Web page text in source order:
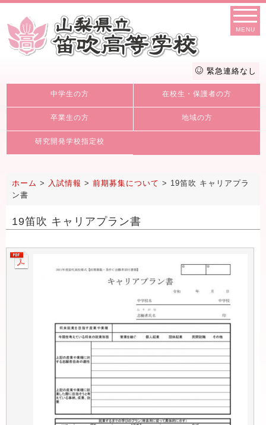
MENU
緊急連絡なし
中学生の方 在校生・保護者の方
卒業生の方 地域の方
研究開発学校指定校
ホーム > 入試情報 > 前期募集について > 19笛吹 キャリアプラ
ン書
19笛吹 キャリアプラン書